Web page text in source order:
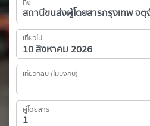
ถึง
เที่ยวไป
เที่ยวกลับ (ไม่บังคับ)
ผู้โดยสาร